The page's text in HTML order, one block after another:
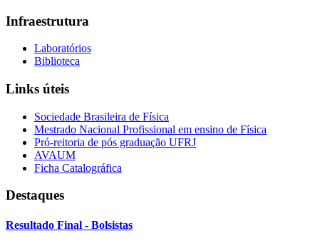
Infraestrutura
Laboratórios
Biblioteca
Links úteis
Sociedade Brasileira de Física
Mestrado Nacional Profissional em ensino de Física
Pró-reitoria de pós graduação UFRJ
AVAUM
Ficha Catalográfica
Destaques
Resultado Final - Bolsistas